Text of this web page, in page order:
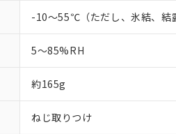
-10～55℃（ただし、氷結、結
5～85%RH
約165g
ねじ取りつけ